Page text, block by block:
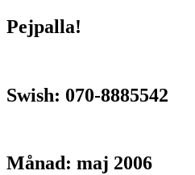
Pejpalla!
Swish: 070-8885542
Månad: maj 2006